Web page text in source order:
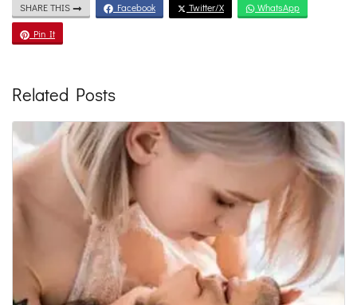
SHARE THIS Facebook Twitter/X WhatsApp
Pin It
Related Posts